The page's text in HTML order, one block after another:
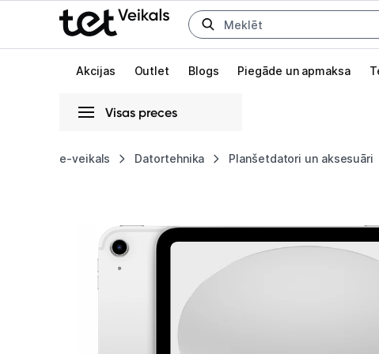
Uz kategorijam Uz galveno saturu
Akcijas Outlet Blogs Piegāde un apmaksa
Visas preces
e-veikals Datortehnika Planšetdatori un aksesuāri
Globāls iestatījums animāciju aktivizēšanai vai deaktivizēšanai visā lapā.
iPad
(A16)